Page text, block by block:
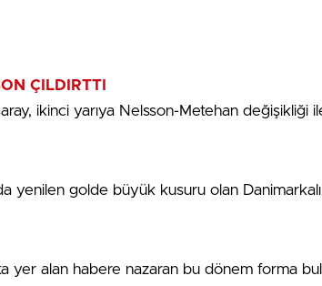
ÇILDIRTTI
ikinci yarıya Nelsson-Metehan değişikliği
yenilen golde büyük kusuru olan
yer alan habere nazaran bu dönem forma